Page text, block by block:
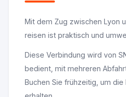
Mit dem Zug zwischen Lyon
reisen ist praktisch und
Diese Verbindung wird von
bedient, mit mehreren
Buchen Sie frühzeitig, um